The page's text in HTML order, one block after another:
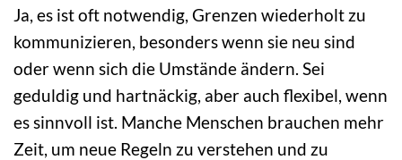
Ja, es ist oft notwendig, Grenzen wiederholt zu
kommunizieren, besonders wenn sie neu sind
oder wenn sich die Umstände ändern. Sei
geduldig und hartnäckig, aber auch flexibel, wenn
es sinnvoll ist. Manche Menschen brauchen mehr
Zeit, um neue Regeln zu verstehen und zu